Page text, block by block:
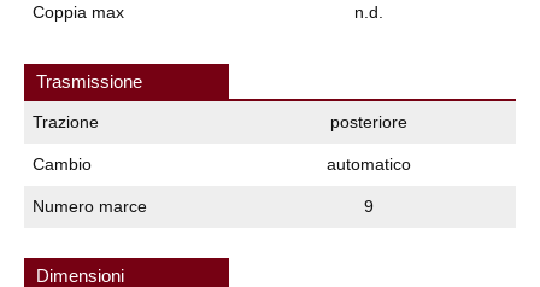
Coppia max n.d.
Trasmissione
Trazione posteriore
Cambio automatico
Numero marce 9
Dimensioni